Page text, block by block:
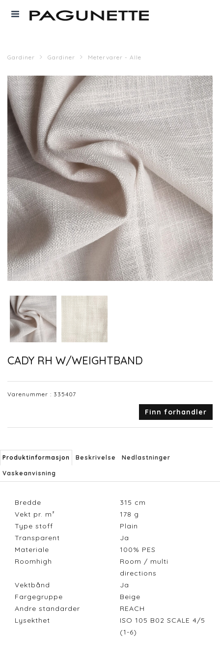
Gardiner Gardiner Metervarer - Alle
CADY RH W/WEIGHTBAND
Varenummer : 335407
Finn forhandler
Produktinformasjon Beskrivelse Nedlastninger
Vaskeanvisning
Bredde 315 cm
Vekt pr. m²
178 g
Type stoff
Plain
Transparent
Ja
Materiale
100% PES
Roomhigh
Room / multi
directions
Vektbånd
Ja
Fargegruppe
Beige
Andre standarder
REACH
Lysekthet
ISO 105 B02 SCALE 4/5
(1-6)